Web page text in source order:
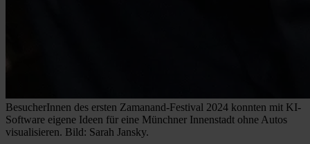
BesucherInnen des ersten Zamanand-Festival 2024 konnten mit KI-
Software eigene Ideen für eine Münchner Innenstadt ohne Autos
visualisieren. Bild: Sarah Jansky.